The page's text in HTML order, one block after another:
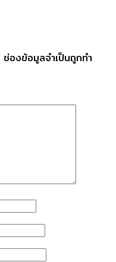
ช่องข้อมูลจำเป็นถูกทำ